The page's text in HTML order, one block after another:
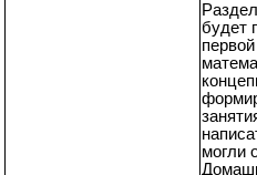
будет
могли